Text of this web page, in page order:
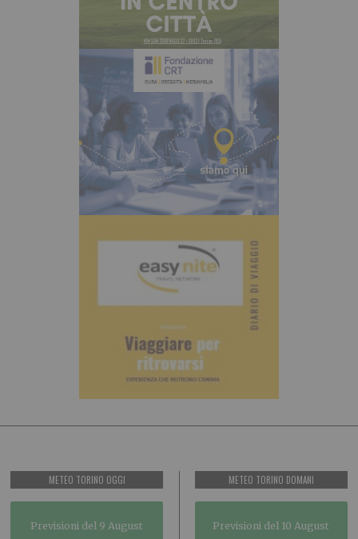
METEO TORINO OGGI
Previsioni del 9 August
METEO TORINO DOMANI
Previsioni del 10 August